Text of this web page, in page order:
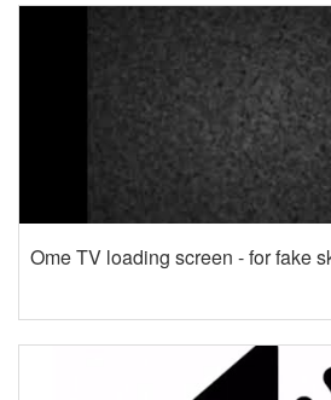
Ome TV loading screen - for fake